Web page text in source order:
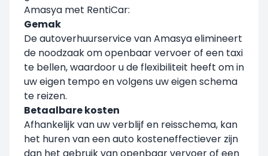
Amasya met RentiCar:
Gemak
De autoverhuurservice van Amasya elimineert
de noodzaak om openbaar vervoer of een taxi
te bellen, waardoor u de flexibiliteit heeft om in
uw eigen tempo en volgens uw eigen schema
te reizen.
Betaalbare kosten
Afhankelijk van uw verblijf en reisschema, kan
het huren van een auto kosteneffectiever zijn
dan het gebruik van openbaar vervoer of een